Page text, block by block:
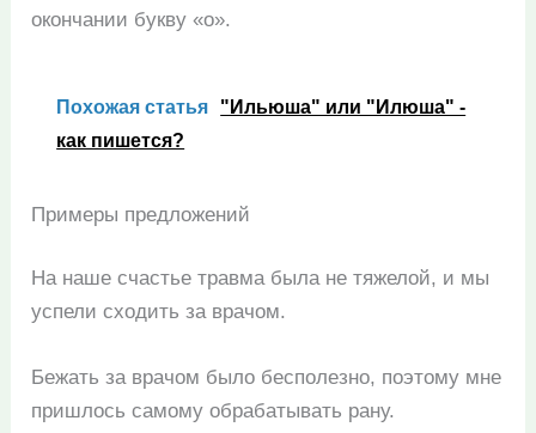
окончании букву «о».
Похожая статья
"Ильюша" или "Илюша" -
как пишется?
Примеры предложений
На наше счастье травма была не тяжелой, и мы
успели сходить за врачом.
Бежать за врачом было бесполезно, поэтому мне
пришлось самому обрабатывать рану.